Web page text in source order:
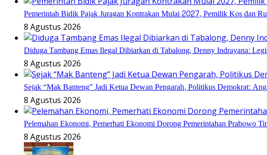
Pemerintah Bidik Pajak Juragan Kontrakan Mulai 2027, Pemilik Kos dan
8 Agustus 2026
Diduga Tambang Emas Ilegal Dibiarkan di Tabalong, Denny Indrayana:
8 Agustus 2026
Sejak “Mak Banteng” Jadi Ketua Dewan Pengarah, Politikus Demokrat:
8 Agustus 2026
Pelemahan Ekonomi, Pemerhati Ekonomi Dorong Pemerintahan Prabowo
8 Agustus 2026